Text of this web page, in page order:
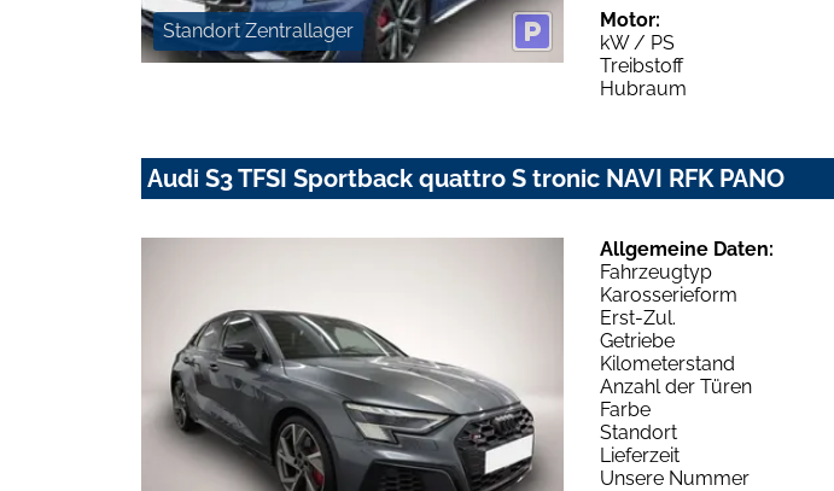
Standort Zentrallager
Motor:
kW / PS
Treibstoff
Hubraum
Audi S3 TFSI Sportback quattro S tronic NAVI RFK PANO
Allgemeine Daten:
Fahrzeugtyp
Karosserieform
Erst-Zul.
Getriebe
Kilometerstand
Anzahl der Türen
Farbe
Standort
Lieferzeit
Unsere Nummer